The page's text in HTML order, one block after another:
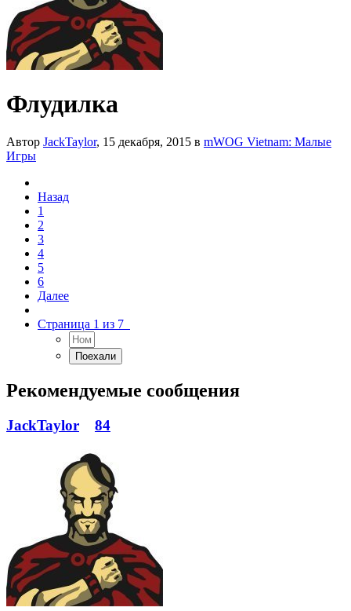
Флудилка
Автор JackTaylor, 15 декабря, 2015 в mWOG Vietnam: Малые
Игры
Назад
1
2
3
4
5
6
Далее
Страница 1 из 7
Рекомендуемые сообщения
JackTaylor 84